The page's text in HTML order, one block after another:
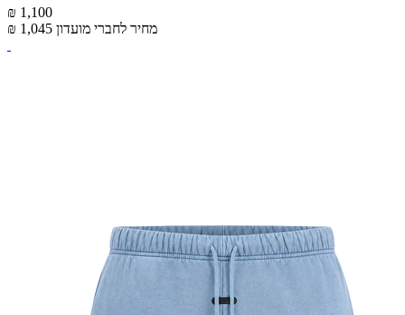
₪ 1,100
₪ 1,045 מחיר לחברי מועדון